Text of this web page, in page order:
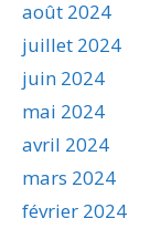
août 2024
juillet 2024
juin 2024
mai 2024
avril 2024
mars 2024
février 2024